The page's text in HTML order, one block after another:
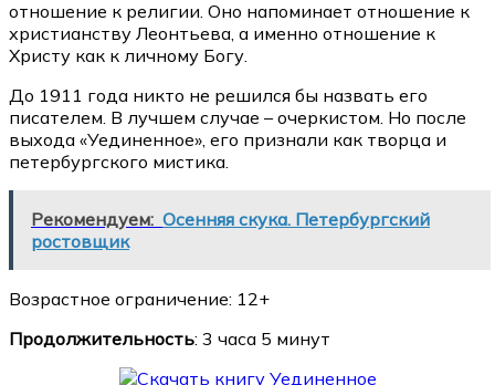
отношение к религии. Оно напоминает отношение к
христианству Леонтьева, а именно отношение к
Христу как к личному Богу.
До 1911 года никто не решился бы назвать его
писателем. В лучшем случае – очеркистом. Но после
выхода «Уединенное», его признали как творца и
петербургского мистика.
Рекомендуем: Осенняя скука. Петербургский
ростовщик
Возрастное ограничение: 12+
Продолжительность: 3 часа 5 минут